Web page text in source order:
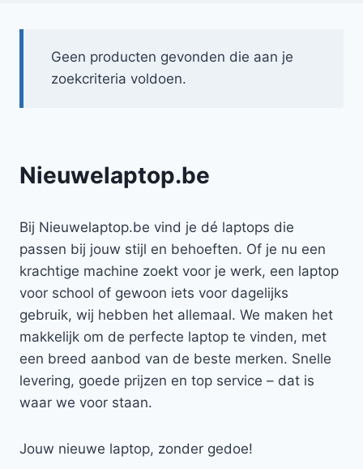
Geen producten gevonden die aan je
zoekcriteria voldoen.
Nieuwelaptop.be
Bij Nieuwelaptop.be vind je dé laptops die
passen bij jouw stijl en behoeften. Of je nu een
krachtige machine zoekt voor je werk, een laptop
voor school of gewoon iets voor dagelijks
gebruik, wij hebben het allemaal. We maken het
makkelijk om de perfecte laptop te vinden, met
een breed aanbod van de beste merken. Snelle
levering, goede prijzen en top service – dat is
waar we voor staan.
Jouw nieuwe laptop, zonder gedoe!